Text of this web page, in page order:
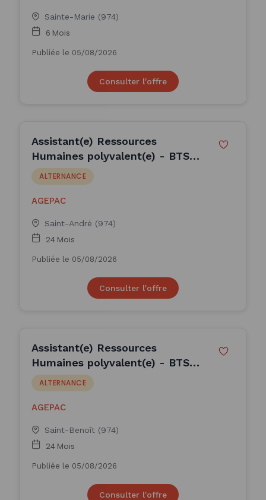
Sainte-Marie (974)
6 Mois
Publiée le 05/08/2026
Consulter l'offre
Assistant(e) Ressources
Humaines polyvalent(e) - BTS
GPME en Alternance dans un
cabinet de con (H/F)
ALTERNANCE
AGEPAC
Saint-André (974)
24 Mois
Publiée le 05/08/2026
Consulter l'offre
Assistant(e) Ressources
Humaines polyvalent(e) - BTS
GPME en Alternance dans un
cabinet de con (H/F)
ALTERNANCE
AGEPAC
Saint-Benoît (974)
24 Mois
Publiée le 05/08/2026
Consulter l'offre